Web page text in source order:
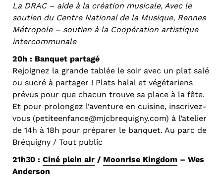
La DRAC – aide à la création musicale, Avec le
soutien du Centre National de la Musique, Rennes
Métropole – soutien à la Coopération artistique
intercommunale
20h : Banquet partagé
Rejoignez la grande tablée le soir avec un plat salé
ou sucré à partager ! Plats halal et végétariens
prévus pour que chacun trouve sa place à la fête.
Et pour prolongez l’aventure en cuisine, inscrivez-
vous (petiteenfance@mjcbrequigny.com) à l’atelier
de 14h à 18h pour préparer le banquet. Au parc de
Bréquigny / Tout public
21h30 : Ciné plein air / Moonrise Kingdom – Wes
Anderson